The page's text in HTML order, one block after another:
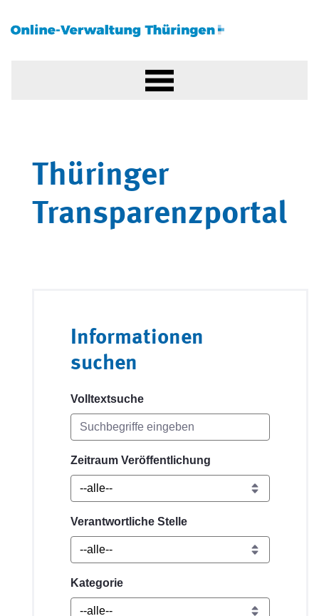
Thüringer
Transparenzportal
Informationen
suchen
Volltextsuche
Zeitraum Veröffentlichung
Verantwortliche Stelle
Kategorie